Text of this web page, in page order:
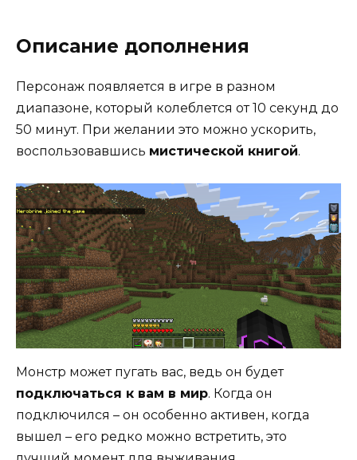
Описание дополнения
Персонаж появляется в игре в разном
диапазоне, который колеблется от 10 секунд до
50 минут. При желании это можно ускорить,
воспользовавшись мистической книгой.
Монстр может пугать вас, ведь он будет
подключаться к вам в мир. Когда он
подключился – он особенно активен, когда
вышел – его редко можно встретить, это